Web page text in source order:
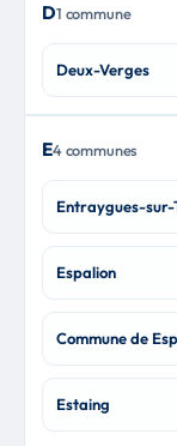
D1 commune
Deux-Verges
E4 communes
Entraygues-
Espalion
Commune de
Estaing